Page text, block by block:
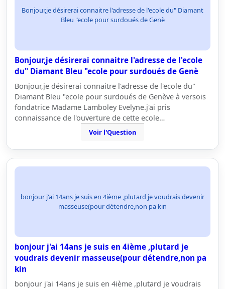
Bonjour,je désirerai connaitre l'adresse de l'ecole du" Diamant
Bleu "ecole pour surdoués de Genè
Bonjour,je désirerai connaitre l'adresse de l'ecole
du" Diamant Bleu "ecole pour surdoués de Genè
Bonjour,je désirerai connaitre l'adresse de l'ecole du"
Diamant Bleu "ecole pour surdoués de Genève à versois
fondatrice Madame Lamboley Evelyne.j'ai pris
connaissance de l'ouverture de cette ecole…
Voir l'Question
bonjour j'ai 14ans je suis en 4ième ,plutard je voudrais devenir
masseuse(pour détendre,non pa kin
bonjour j'ai 14ans je suis en 4ième ,plutard je
voudrais devenir masseuse(pour détendre,non pa
kin
bonjour j'ai 14ans je suis en 4ième ,plutard je voudrais